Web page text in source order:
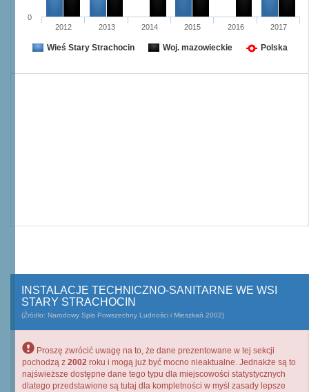
2012 2013 2014 2015 2016 2017
0
Wieś Stary Strachocin Woj. mazowieckie Polska
INSTALACJE TECHNICZNO-SANITARNE WE WSI
STARY STRACHOCIN
(Źródło: Narodowy Spis Powszechny Ludności i Mieszkań 2002)
Proszę zwrócić uwagę na to, że dane prezentowane w tej sekcji
pochodzą z 2002 roku i mogą już być mocno nieaktualne. Jednakże są to
najświeższe dostępne dane tego typu dla miejscowości statystycznych
dlatego przedstawione są tutaj dla kompletności w myśl zasady lepsze